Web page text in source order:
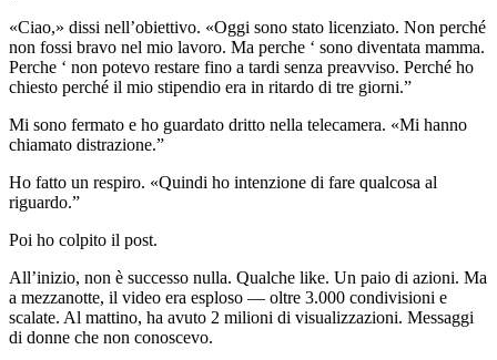
«Ciao,» dissi nell’obiettivo. «Oggi sono stato licenziato. Non perché
non fossi bravo nel mio lavoro. Ma perche ‘ sono diventata mamma.
Perche ‘ non potevo restare fino a tardi senza preavviso. Perché ho
chiesto perché il mio stipendio era in ritardo di tre giorni.”
Mi sono fermato e ho guardato dritto nella telecamera. «Mi hanno
chiamato distrazione.”
Ho fatto un respiro. «Quindi ho intenzione di fare qualcosa al
riguardo.”
Poi ho colpito il post.
All’inizio, non è successo nulla. Qualche like. Un paio di azioni. Ma
a mezzanotte, il video era esploso — oltre 3.000 condivisioni e
scalate. Al mattino, ha avuto 2 milioni di visualizzazioni. Messaggi
di donne che non conoscevo.